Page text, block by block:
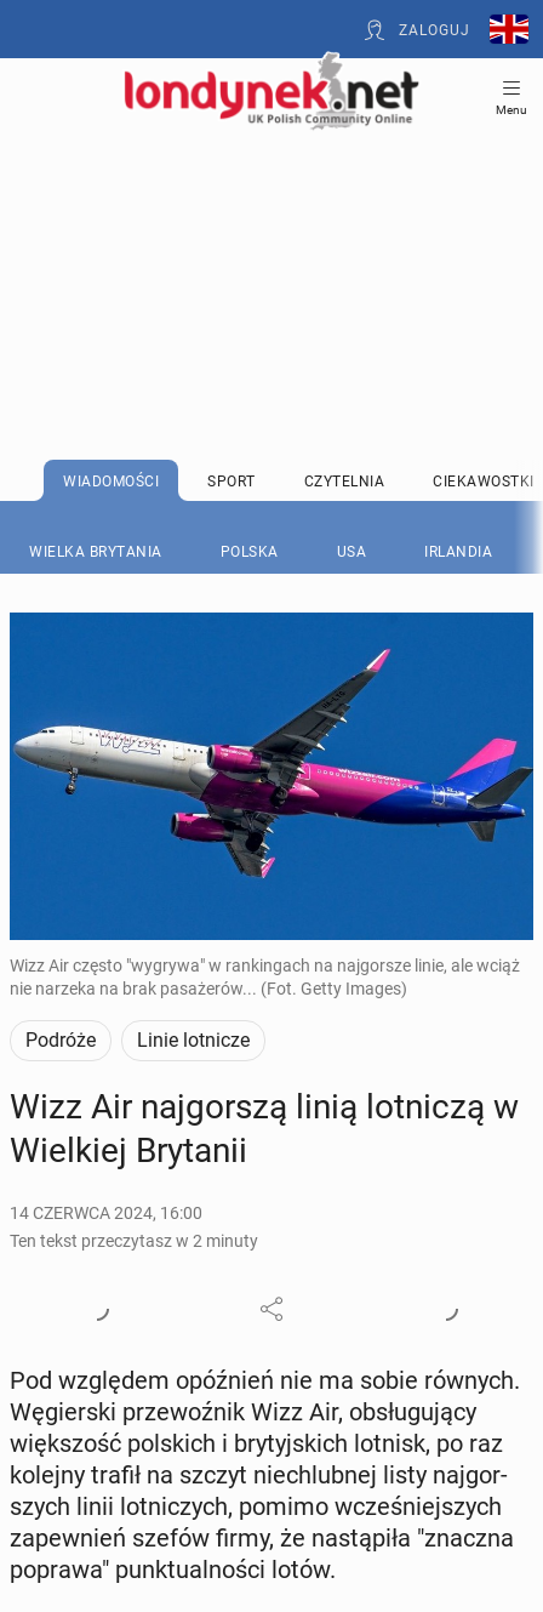
ZALOGUJ
Menu
WIADOMOŚCI SPORT CZYTELNIA CIEKAWOSTKI
WIELKA BRYTANIA POLSKA USA IRLANDIA
Wizz Air często "wygrywa" w rankingach na najgorsze linie, ale wciąż
nie narzeka na brak pasażerów... (Fot. Getty Images)
Podróże Linie lotnicze
Wizz Air naj­gor­szą linią lot­ni­czą w
Wiel­kiej Bry­ta­nii
14 CZERWCA 2024, 16:00
Ten tekst przeczytasz w 2 minuty
Pod wzglę­dem opóź­nień nie ma sobie równych.
Wę­gier­ski prze­woź­nik Wizz Air, ob­słu­gu­ją­cy
więk­szość pol­skich i bry­tyj­skich lotnisk, po raz
kolejny trafił na szczyt nie­chlub­nej listy naj­gor­
szych linii lot­ni­czych, pomimo wcze­śniej­szych
za­pew­nień szefów firmy, że na­stą­pi­ła "znaczna
poprawa" punk­tu­al­no­ści lotów.